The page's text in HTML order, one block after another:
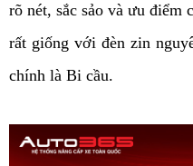
rõ nét, sắc sảo và ưu điểm
rất giống với đèn zin
chính là Bi cầu.